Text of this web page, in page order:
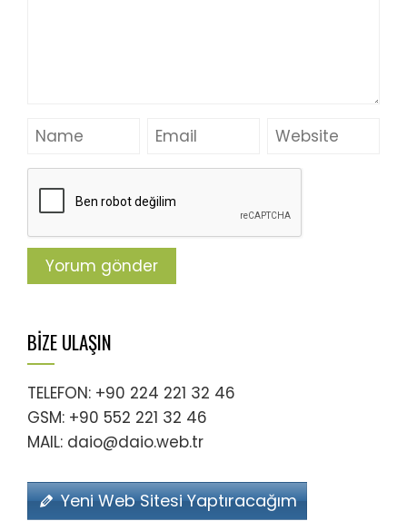
BİZE ULAŞIN
TELEFON: +90 224 221 32 46
GSM: +90 552 221 32 46
MAIL: daio@daio.web.tr
Yeni Web Sitesi Yaptıracağım